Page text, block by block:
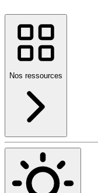
Nos ressources